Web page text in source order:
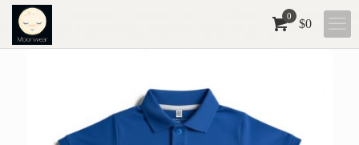
0
$0